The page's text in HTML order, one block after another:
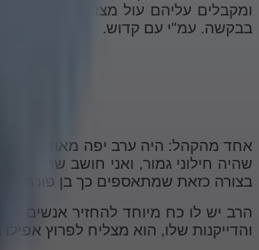
ומקבלים עליהם עול מצוות. אתה
בבקשה. עמ"י עם קדוש.
אחד מהקהל: היה ערב יפה מאוד, זה
שהיה חילוני גמור, ואני חושב שהוא
בצורה כזאת שמתאספים כך בן פורת
הרב יש לו כח מיוחד להחזיר אנשים
והדייקנות שלו, הוא מצליח לפרוץ